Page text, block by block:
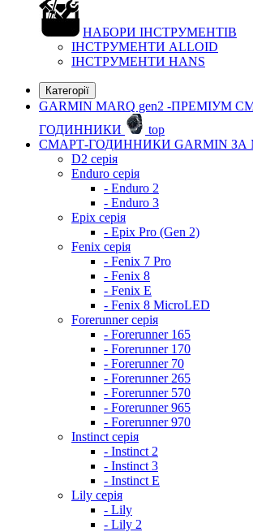
НАБОРИ ІНСТРУМЕНТІВ
ІНСТРУМЕНТИ ALLOID
ІНСТРУМЕНТИ HANS
Категорії
GARMIN MARQ gen2 -ПРЕМІУМ
ГОДИННИКИ
top
СМАРТ-ГОДИННИКИ GARMIN
D2 серія
Enduro серія
- Enduro 2
- Enduro 3
Epix серія
- Epix Pro (Gen 2)
Fenix серія
- Fenix 7 Pro
- Fenix 8
- Fenix ​​E
- Fenix 8 MicroLED
Forerunner серія
- Forerunner 165
- Forerunner 170
- Forerunner 70
- Forerunner 265
- Forerunner 570
- Forerunner 965
- Forerunner 970
Instinct серія
- Instinct 2
- Instinct 3
- Instinct E
Lily серія
- Lily
- Lily 2